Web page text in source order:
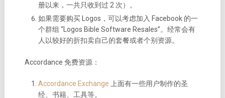
册以来，一共只收到过 2 次）。
如果需要购买 Logos，可以考虑加入 Facebook 的一
个群组 “Logos Bible Software Resales”。经常会有
人以较好的折扣卖自己的套餐或者个别资源。
Accordance 免费资源：
Accordance Exchange 上面有一些用户制作的圣
经、书籍、工具等。